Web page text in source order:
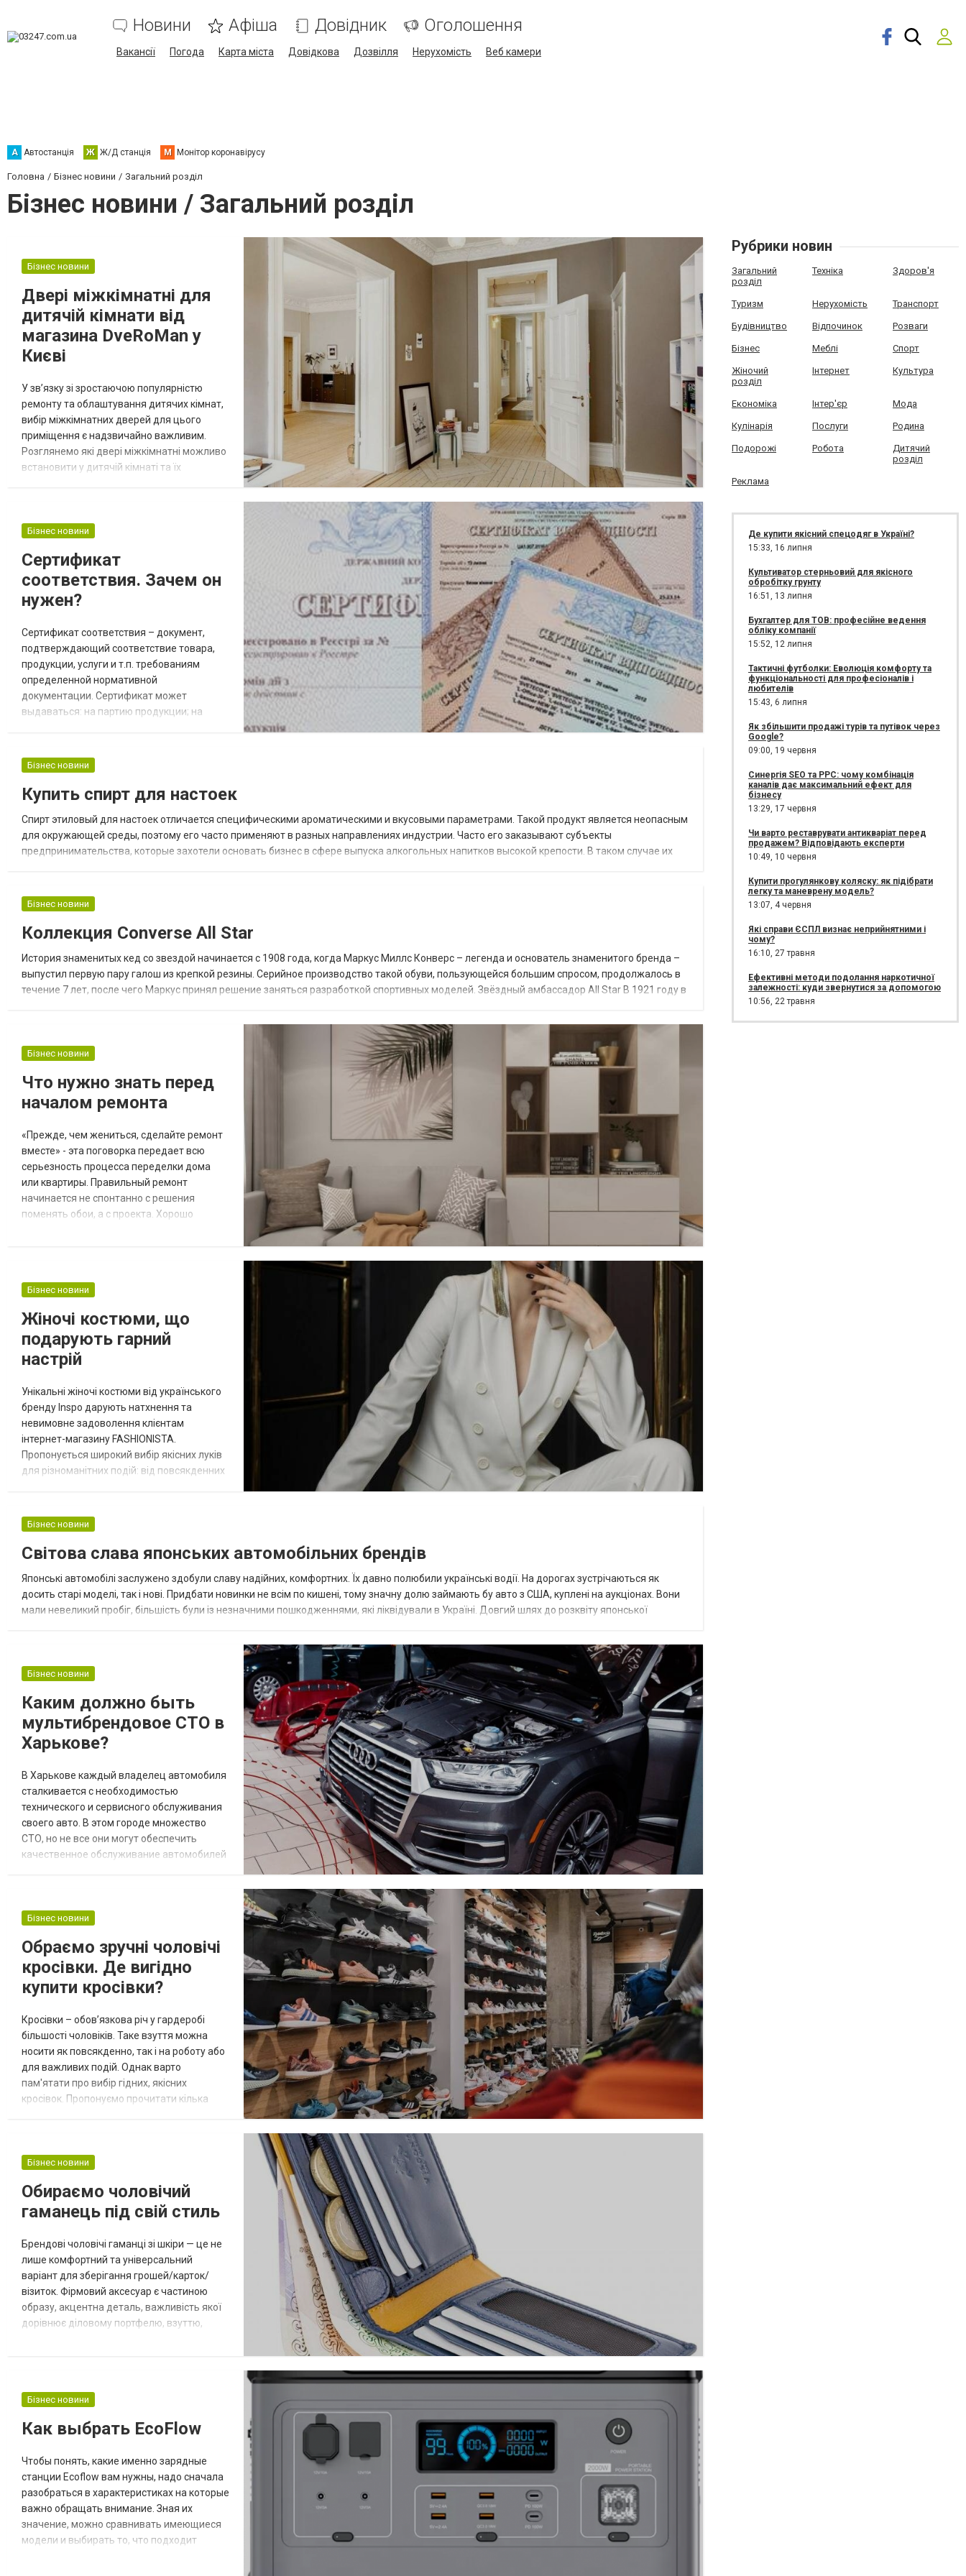
Новини Афіша Довідник Оголошення
Вакансії Погода Карта міста Довідкова Дозвілля Нерухомість Веб камери
А Автостанція Ж Ж/Д станція М Монітор коронавірусу
Головна Бізнес новини Загальний розділ
Бізнес новини / Загальний розділ
Бізнес новини
Двері міжкімнатні для
дитячій кімнати від
магазина DveRoMan у
Києві
У зв’язку зі зростаючою популярністю
ремонту та облаштування дитячих кімнат,
вибір міжкімнатних дверей для цього
приміщення є надзвичайно важливим.
Розглянемо які двері міжкімнатні можливо
встановити у дитячій кімнаті та їх
свої переваги: 1. Двері з масиву дерева.
міцними та довговічними, тому вони дуже...
Бізнес новини
Сертификат
соответствия. Зачем он
нужен?
Сертификат соответствия – документ,
подтверждающий соответствие товара,
продукции, услуги и т.п. требованиям
определенной нормативной
документации. Сертификат может
выдаваться: на партию продукции; на
требованиям ДСТУ и технических условий.
Содержание и требования к сертификату
регулируются ДСТУ EN ISO/IEC 17065:2019
Оценка соответствия. Требования к
органам по сертификации продукции, пр...
Бізнес новини
Купить спирт для настоек
Спирт этиловый для настоек отличается специфическими ароматическими и вкусовыми параметрами. Такой продукт является неопасным
для окружающей среды, поэтому его часто применяют в разных направлениях индустрии. Часто его заказывают субъекты
предпринимательства, которые захотели основать бизнес в сфере выпуска алкогольных напитков высокой крепости. В таком случае их
Бізнес новини
Коллекция Converse All Star
История знаменитых кед со звездой начинается с 1908 года, когда Маркус Миллс Конверс – легенда и основатель знаменитого бренда –
выпустил первую пару галош из крепкой резины. Серийное производство такой обуви, пользующейся большим спросом, продолжалось в
течение 7 лет, после чего Маркус принял решение заняться разработкой спортивных моделей. Звёздный амбассадор All Star В 1921 году в
Бізнес новини
Что нужно знать перед
началом ремонта
«Прежде, чем жениться, сделайте ремонт
вместе» - эта поговорка передает всю
серьезность процесса переделки дома
или квартиры. Правильный ремонт
начинается не спонтанно с решения
поменять обои, а с проекта. Хорошо
сначала нужно определиться, будет он
зависят сроки, б...
Бізнес новини
Жіночі костюми, що
подарують гарний
настрій
Унікальні жіночі костюми від українського
бренду Inspo дарують натхнення та
невимовне задоволення клієнтам
інтернет-магазину FASHIONISTA.
Пропонується широкий вибір якісних луків
для різноманітних подій: від повсякденних
костюмах наступних фасонів: Casual
костюми. Є зручними, адже призначені для
повсякденного носіння. Створені вже
комфортними дл...
Бізнес новини
Світова слава японських автомобільних брендів
Японські автомобілі заслужено здобули славу надійних, комфортних. Їх давно полюбили українські водії. На дорогах зустрічаються як
досить старі моделі, так і нові. Придбати новинки не всім по кишені, тому значну долю займають бу авто з США, куплені на аукціонах. Вони
мали невеликий пробіг, більшість були із незначними пошкодженнями, які ліквідували в Україні. Довгий шлях до розквіту японської
Бізнес новини
Каким должно быть
мультибрендовое СТО в
Харькове?
В Харькове каждый владелец автомобиля
сталкивается с необходимостью
технического и сервисного обслуживания
своего авто. В этом городе множество
СТО, но не все они могут обеспечить
качественное обслуживание автомобилей
мультибрендового СТО?
важнейших факторов, который должно
быть у любого СТО, является
квалифициров...
Бізнес новини
Обраємо зручні чоловічі
кросівки. Де вигідно
купити кросівки?
Кросівки – обов’язкова річ у гардеробі
більшості чоловіків. Таке взуття можна
носити як повсякденно, так і на роботу або
для важливих подій. Однак варто
пам'ятати про вибір гідних, якісних
кросівок. Пропонуємо прочитати кілька
компанії «SPORT MOOD», яка займається
для чоловіків. Широкий асортимент
товарів, доступні...
Бізнес новини
Обираємо чоловічий
гаманець під свій стиль
Брендові чоловічі гаманці зі шкіри — це не
лише комфортний та універсальний
варіант для зберігання грошей/карток/
візиток. Фірмовий аксесуар є частиною
образу, акцентна деталь, важливість якої
дорівнює діловому портфелю, взуттю,
«стандарт», — відповідає запиту на високу
якість, унікальність, статусний дизайн.
Гаман...
Бізнес новини
Как выбрать EcoFlow
Чтобы понять, какие именно зарядные
станции Ecoflow вам нужны, надо сначала
разобраться в характеристиках на которые
важно обращать внимание. Зная их
значение, можно сравнивать имеющиеся
модели и выбирать то, что подходит
Рубрики новин
Загальний
розділ
Техніка Здоров'я
Туризм Нерухомість Транспорт
Будівництво Відпочинок Розваги
Бізнес Меблі Спорт
Жіночий
розділ
Інтернет Культура
Економіка Інтер'єр Мода
Кулінарія Послуги Родина
Подорожі Робота
Дитячий
розділ
Реклама
Де купити якісний спецодяг в Україні?
15:33, 16 липня
Культиватор стерньовий для якісного
обробітку грунту
16:51, 13 липня
Бухгалтер для ТОВ: професійне ведення
обліку компанії
15:52, 12 липня
Тактичні футболки: Еволюція комфорту та
функціональності для професіоналів і
любителів
15:43, 6 липня
Як збільшити продажі турів та путівок через
Google?
09:00, 19 червня
Синергія SEO та PPC: чому комбінація
каналів дає максимальний ефект для
бізнесу
13:29, 17 червня
Чи варто реставрувати антикваріат перед
продажем? Відповідають експерти
10:49, 10 червня
Купити прогулянкову коляску: як підібрати
легку та маневрену модель?
13:07, 4 червня
Які справи ЄСПЛ визнає неприйнятними і
чому?
16:10, 27 травня
Ефективні методи подолання наркотичної
залежності: куди звернутися за допомогою
10:56, 22 травня